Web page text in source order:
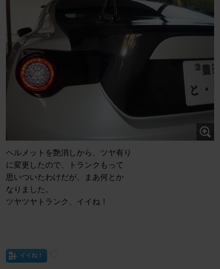
ヘルメットを艶消しから、ツヤ有り
に変更したので、トランクもって
思いついたわけだが、まあ何とか
なりました。
ツヤツヤトランク、イイね！
イイね！